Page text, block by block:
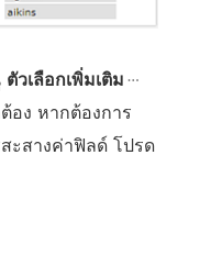
ตัวเลือกเพิ่มเติม
อง หากต้องการ
ะสางค่าฟิลด์ โปรด